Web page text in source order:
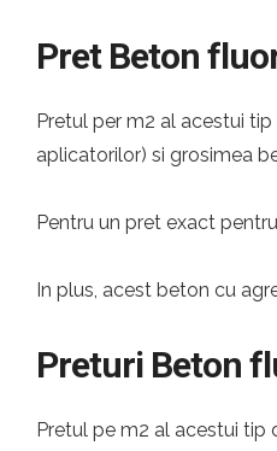
Pret Beton
Pretul per m2 al acestui
aplicatorilor) si grosimea
Pentru un pret exact
In plus, acest beton cu
Preturi Beton
Pretul pe m2 al acestui tip